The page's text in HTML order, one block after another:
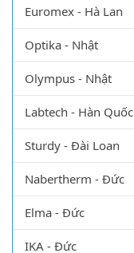
Euromex - Hà Lan
Optika - Nhật
Olympus - Nhật
Labtech - Hàn Quốc
Sturdy - Đài Loan
Nabertherm - Đức
Elma - Đức
IKA - Đức